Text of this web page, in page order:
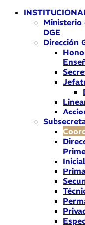
Ministerio
DGE
Dirección
Inicial